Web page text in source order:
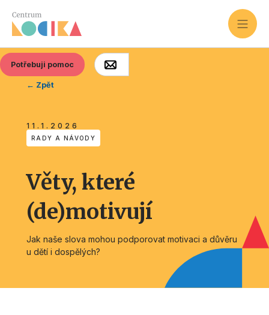
Potřebuji pomoc
← Zpět
11.1.2026
RADY A NÁVODY
Věty, které
(de)motivují
Jak naše slova mohou podporovat motivaci a důvěru
u dětí i dospělých?